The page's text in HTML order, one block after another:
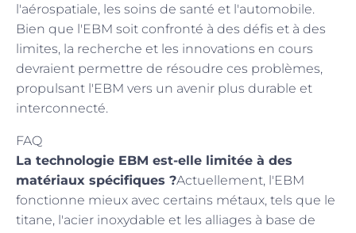
l'aérospatiale, les soins de santé et l'automobile.
Bien que l'EBM soit confronté à des défis et à des
limites, la recherche et les innovations en cours
devraient permettre de résoudre ces problèmes,
propulsant l'EBM vers un avenir plus durable et
interconnecté.
FAQ
La technologie EBM est-elle limitée à des
matériaux spécifiques ?Actuellement, l'EBM
fonctionne mieux avec certains métaux, tels que le
titane, l'acier inoxydable et les alliages à base de